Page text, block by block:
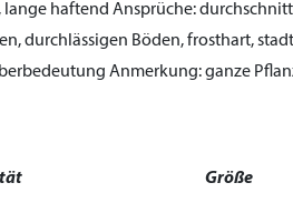
lange haftend Ansprüche:
durchlässigen Böden, frosthart,
Anmerkung:ganze
Größe